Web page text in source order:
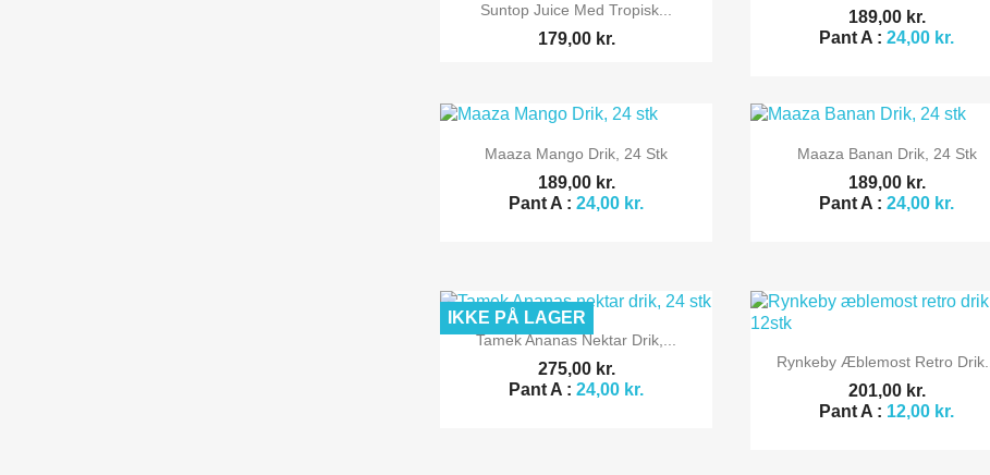
 Vis her
Suntop Juice Med Tropisk...
179,00 kr.
189,00 kr.
Pant A :24,00 kr.
 Vis her
Maaza Mango Drik, 24 Stk
189,00 kr.
Pant A :24,00 kr.
 Vis her
Maaza Banan Drik, 24 Stk
189,00 kr.
Pant A :24,00 kr.
 Vis her
Tamek Ananas Nektar Drik,...
275,00 kr.
Pant A :24,00 kr.
IKKE PÅ LAGER
 Vis her
Rynkeby Æblemost Retro Drik...
201,00 kr.
Pant A : 12,00 kr.